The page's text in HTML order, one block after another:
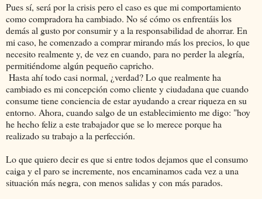
Pues sí, será por la crisis pero el caso es que mi comportamiento
como compradora ha cambiado. No sé cómo os enfrentáis los
demás al gusto por consumir y a la responsabilidad de ahorrar. En
mi caso, he comenzado a comprar mirando más los precios, lo que
necesito realmente y, de vez en cuando, para no perder la alegría,
permitiéndome algún pequeño capricho.
Hasta ahí todo casi normal, ¿verdad? Lo que realmente ha
cambiado es mi concepción como cliente y ciudadana que cuando
consume tiene conciencia de estar ayudando a crear riqueza en su
entorno. Ahora, cuando salgo de un establecimiento me digo: "hoy
he hecho feliz a este trabajador que se lo merece porque ha
realizado su trabajo a la perfección.
Lo que quiero decir es que si entre todos dejamos que el consumo
caiga y el paro se incremente, nos encaminamos cada vez a una
situación más negra, con menos salidas y con más parados.